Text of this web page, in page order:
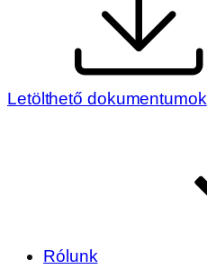
Letölthető dokumentumok
Rólunk